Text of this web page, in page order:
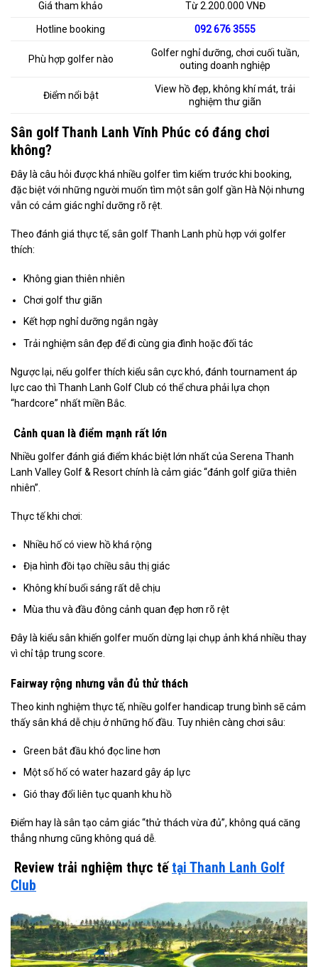
Giá tham khảo Từ 2.200.000 VNĐ
Hotline booking 092 676 3555
Phù hợp golfer nào
Golfer nghỉ dưỡng, chơi cuối tuần,
outing doanh nghiệp
Điểm nổi bật
View hồ đẹp, không khí mát, trải
nghiệm thư giãn
Sân golf Thanh Lanh Vĩnh Phúc có đáng chơi
không?
Đây là câu hỏi được khá nhiều golfer tìm kiếm trước khi booking,
đặc biệt với những người muốn tìm một sân golf gần Hà Nội nhưng
vẫn có cảm giác nghỉ dưỡng rõ rệt.
Theo đánh giá thực tế, sân golf Thanh Lanh phù hợp với golfer
thích:
Không gian thiên nhiên
Chơi golf thư giãn
Kết hợp nghỉ dưỡng ngắn ngày
Trải nghiệm sân đẹp để đi cùng gia đình hoặc đối tác
Ngược lại, nếu golfer thích kiểu sân cực khó, đánh tournament áp
lực cao thì Thanh Lanh Golf Club có thể chưa phải lựa chọn
“hardcore” nhất miền Bắc.
Cảnh quan là điểm mạnh rất lớn
Nhiều golfer đánh giá điểm khác biệt lớn nhất của Serena Thanh
Lanh Valley Golf & Resort chính là cảm giác “đánh golf giữa thiên
nhiên”.
Thực tế khi chơi:
Nhiều hố có view hồ khá rộng
Địa hình đồi tạo chiều sâu thị giác
Không khí buổi sáng rất dễ chịu
Mùa thu và đầu đông cảnh quan đẹp hơn rõ rệt
Đây là kiểu sân khiến golfer muốn dừng lại chụp ảnh khá nhiều thay
vì chỉ tập trung score.
Fairway rộng nhưng vẫn đủ thử thách
Theo kinh nghiệm thực tế, nhiều golfer handicap trung bình sẽ cảm
thấy sân khá dễ chịu ở những hố đầu. Tuy nhiên càng chơi sâu:
Green bắt đầu khó đọc line hơn
Một số hố có water hazard gây áp lực
Gió thay đổi liên tục quanh khu hồ
Điểm hay là sân tạo cảm giác “thử thách vừa đủ”, không quá căng
thẳng nhưng cũng không quá dễ.
Review trải nghiệm thực tếtại Thanh Lanh Golf
Club